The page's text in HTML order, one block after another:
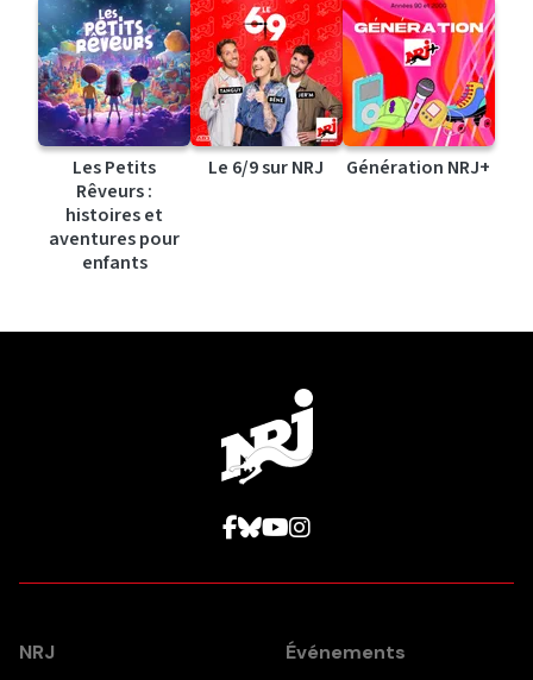
Les Petits
Rêveurs :
histoires et
aventures pour
enfants
Le 6/9 sur NRJ Génération NRJ+
NRJ Événements